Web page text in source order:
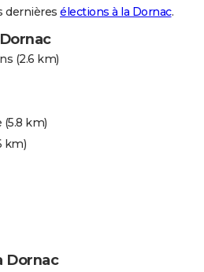
dernières élections à la Dornac.
(2.6 km)
(5.8 km)
km)
Dornac